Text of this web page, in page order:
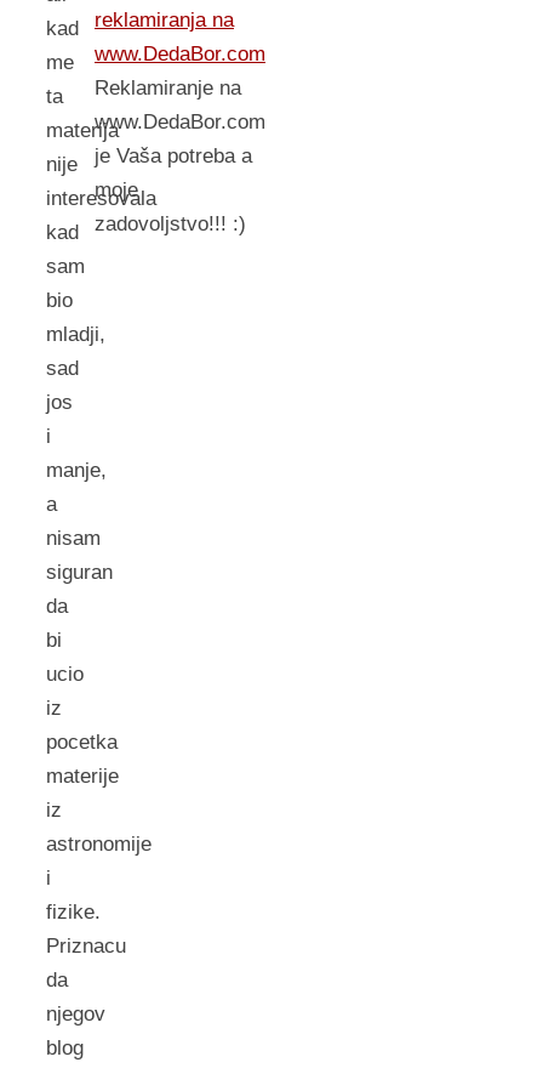
kad
me
ta
materija
nije
interesovala
kad
sam
bio
mladji,
sad
jos
i
manje,
a
nisam
siguran
da
bi
ucio
iz
pocetka
materije
iz
astronomije
i
fizike.
Priznacu
da
njegov
blog
reklamiranja na
www.DedaBor.com
Reklamiranje na
www.DedaBor.com
je Vaša potreba a
moje
zadovoljstvo!!! :)